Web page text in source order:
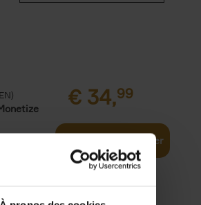
€ 34,99
Ajouter au panier